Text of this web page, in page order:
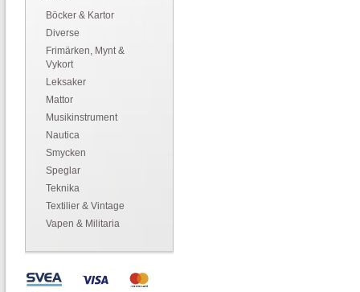
Böcker & Kartor
Diverse
Frimärken, Mynt &
Vykort
Leksaker
Mattor
Musikinstrument
Nautica
Smycken
Speglar
Teknika
Textilier & Vintage
Vapen & Militaria